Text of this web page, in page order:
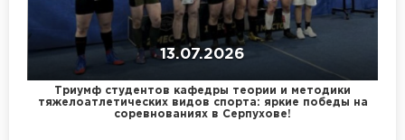
13.07.2026
Триумф студентов кафедры теории и методики
тяжелоатлетических видов спорта: яркие победы на
соревнованиях в Серпухове!